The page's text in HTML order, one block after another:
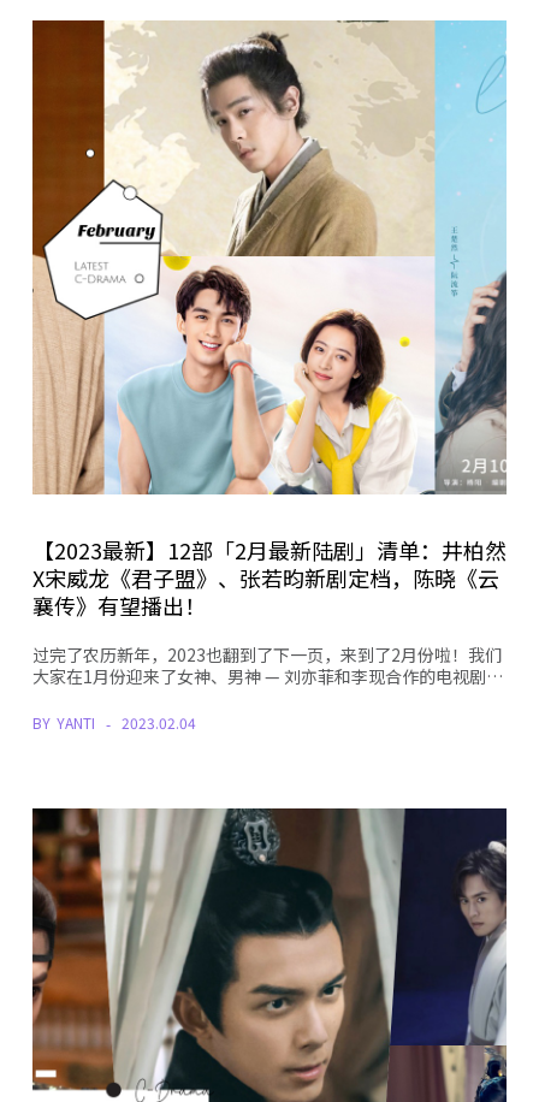
【2023最新】12部「2月最新陆剧」清单：井柏然
X宋威龙《君子盟》、张若昀新剧定档，陈晓《云
襄传》有望播出！
过完了农历新年，2023也翻到了下一页，来到了2月份啦！我们
大家在1月份迎来了女神、男神 — 刘亦菲和李现合作的电视剧…
BY YANTI 2023.02.04